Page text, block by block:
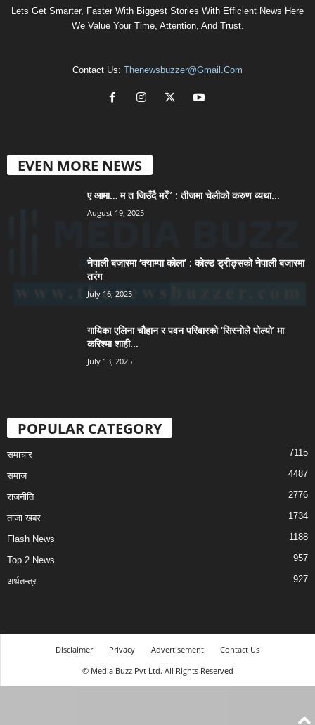
Lets Get Smarter, Faster With Biggest Stories With Efficient News Here
We Value Your Time, Attention, And Trust.
Contact Us: Thenewsbuzzer@gmail.com
EVEN MORE NEWS
ए आमा… म त जिउँदै मरेँ” : तीजमा चेलीको करुण व्यथा...
August 19, 2025
नेपाली बजारमा ‘क्याम्पा कोला’ : कोल्ड ड्रीङ्सको नेपाली बजारमा
तरंग
July 16, 2025
गायिका एलिना चौहान र पवन परिवारको ‘सिस्नोले पोल्यो’ मा
करिश्मा शाही...
July 13, 2025
POPULAR CATEGORY
समाचार 7115
समाज 4487
राजनीति 2776
ताजा खबर 1734
Flash News 1188
Top 2 News 957
अर्थतन्त्र 927
Disclaimer Privacy Advertisement
Contact Us
© Media Buzz Pvt Ltd. All Rights Reserved